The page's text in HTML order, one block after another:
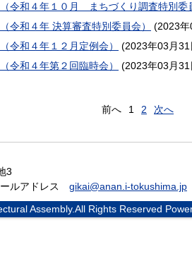
令和４年１０月 まちづくり調査特別委
令和４年 決算審査特別委員会）
(2023年
令和４年１２月定例会）
(2023年03月31
令和４年第２回臨時会）
(2023年03月31
前へ 1 2 次へ
3
ルアドレス gikai@anan.i-tokushima.jp
Assembly.All Rights Reserved